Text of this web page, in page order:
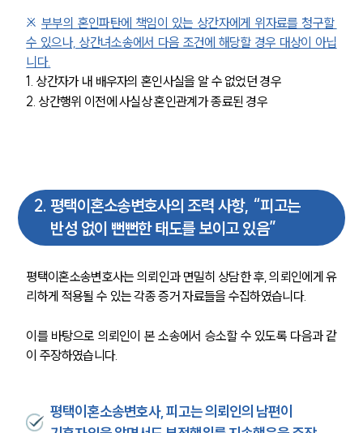
※ 부부의 혼인파탄에 책임이 있는 상간자에게 위자료를 청구할
수 있으나, 상간녀소송에서 다음 조건에 해당할 경우 대상이 아닙
니다.
1. 상간자가 내 배우자의 혼인사실을 알 수 없었던 경우
2. 상간행위 이전에 사실상 혼인관계가 종료된 경우
2. 평택이혼소송변호사의 조력 사항, “피고는
반성 없이 뻔뻔한 태도를 보이고 있음”
평택이혼소송변호사는 의뢰인과 면밀히 상담한 후, 의뢰인에게 유
리하게 적용될 수 있는 각종 증거 자료들을 수집하였습니다.
이를 바탕으로 의뢰인이 본 소송에서 승소할 수 있도록 다음과 같
이 주장하였습니다.
평택이혼소송변호사, 피고는 의뢰인의 남편이